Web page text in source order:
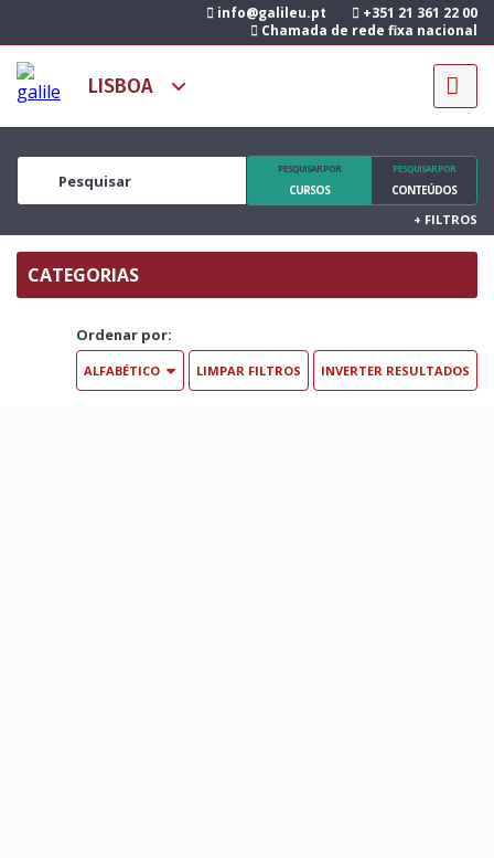
info@galileu.pt
+351 21 361 22 00
Chamada de rede fixa nacional
PESQUISAR POR
CURSOS
PESQUISAR POR
CONTEÚDOS
+ FILTROS
CATEGORIAS
Ordenar por:
LIMPAR FILTROS INVERTER RESULTADOS